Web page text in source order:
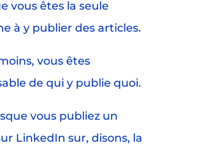
vous êtes la seule
à y publier des articles.
vous êtes
de qui y publie quoi.
vous publiez un
LinkedIn sur, disons, la